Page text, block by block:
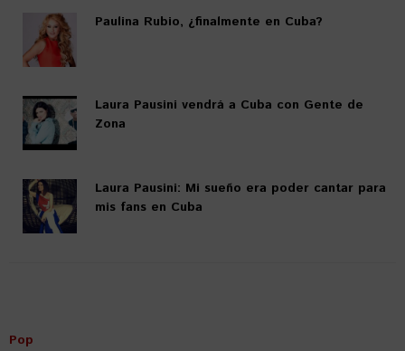
Paulina Rubio, ¿finalmente en Cuba?
Laura Pausini vendrá a Cuba con Gente de
Zona
Laura Pausini: Mi sueño era poder cantar para
mis fans en Cuba
Pop